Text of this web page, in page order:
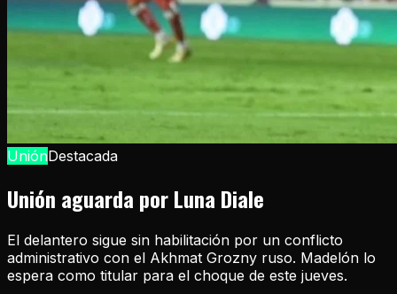
UniónDestacada
Unión aguarda por Luna Diale
El delantero sigue sin habilitación por un conflicto
administrativo con el Akhmat Grozny ruso. Madelón lo
espera como titular para el choque de este jueves.